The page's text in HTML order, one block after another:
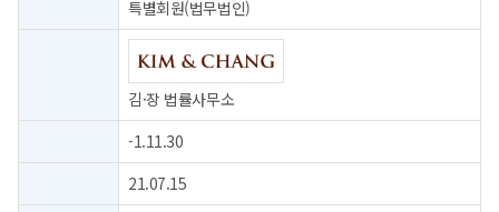
특별회원(법무법인)
김·장 법률사무소
-1.11.30
21.07.15